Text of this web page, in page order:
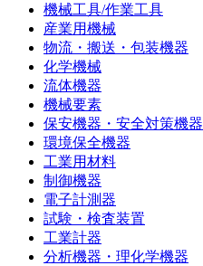
機械工具/作業工具
産業用機械
物流・搬送・包装機器
化学機械
流体機器
機械要素
保安機器・安全対策機器
環境保全機器
工業用材料
制御機器
電子計測器
試験・検査装置
工業計器
分析機器・理化学機器